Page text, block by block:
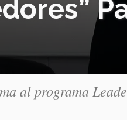
al programa